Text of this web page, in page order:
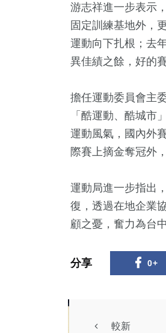
游志祥進一步表示
固定訓練基地外，
運動向下扎根；去
異佳績之餘，好的
擔任運動委員會主
「酷運動、酷城市
運動風氣，國內外
際賽上摘金奪冠外
運動局進一步指出
復，透過在地企業
顧之憂，奮力為台
分享 0+
較新
392+
旅遊
644+
文教